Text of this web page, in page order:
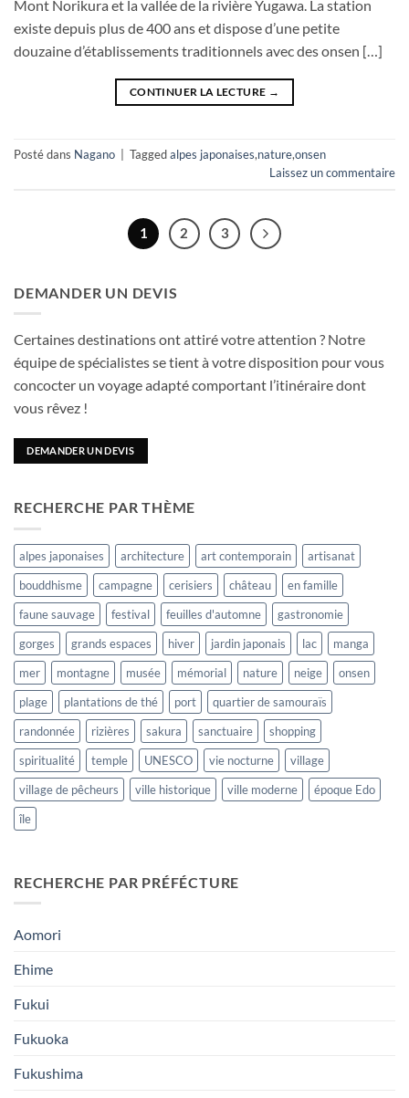
Mont Norikura et la vallée de la rivière Yugawa. La station
existe depuis plus de 400 ans et dispose d’une petite
douzaine d’établissements traditionnels avec des onsen […]
CONTINUER LA LECTURE →
Posté dans Nagano Taggedalpes japonaises,nature,onsen
Laissez un commentaire
1 2 3
DEMANDER UN DEVIS
Certaines destinations ont attiré votre attention ? Notre
équipe de spécialistes se tient à votre disposition pour vous
concocter un voyage adapté comportant l’itinéraire dont
vous rêvez !
DEMANDER UN DEVIS
RECHERCHE PAR THÈME
alpes japonaises architecture art contemporain
artisanat
bouddhisme
campagne cerisiers château
en famille
faune sauvage
festival feuilles d'automne
gastronomie
gorges
grands espaces hiver jardin japonais lac
manga
mer
montagne musée mémorial nature neige
onsen
plage
plantations de thé port
quartier de samouraïs
randonnée
rizières sakura sanctuaire
shopping
spiritualité
temple UNESCO vie nocturne
village
village de pêcheurs
ville historique ville moderne
époque Edo
île
RECHERCHE PAR PRÉFÉCTURE
Aomori
Ehime
Fukui
Fukuoka
Fukushima